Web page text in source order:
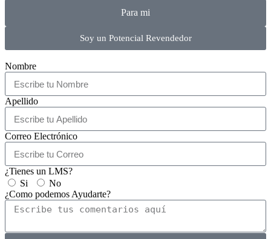
Para mi
Soy un Potencial Revendedor
Nombre
Apellido
Correo Electrónico
¿Tienes un LMS?
Si
No
¿Como podemos Ayudarte?